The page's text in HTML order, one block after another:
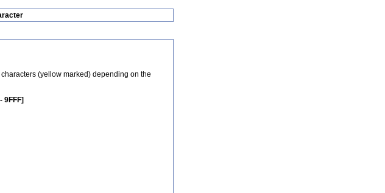
(yellow marked) depending on the
9FFF]